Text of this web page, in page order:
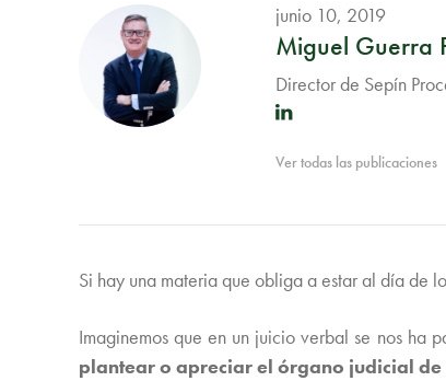
junio 10, 2019
Miguel Guerra
Director de Sepín
Ver todas las publicaciones
Si hay una materia que obliga a estar al día de
Imaginemos que en un juicio verbal se nos
plantear o apreciar el órgano judicial